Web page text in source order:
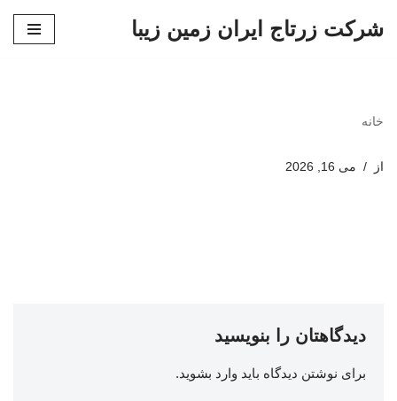
شرکت زرتاج ایران زمین زیبا
خانه
از می 16, 2026
دیدگاهتان را بنویسید
برای نوشتن دیدگاه باید وارد بشوید.